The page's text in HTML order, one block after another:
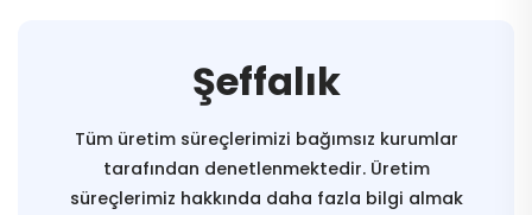
Şeffalık
Tüm üretim süreçlerimizi bağımsız kurumlar
tarafından denetlenmektedir. Üretim
süreçlerimiz hakkında daha fazla bilgi almak